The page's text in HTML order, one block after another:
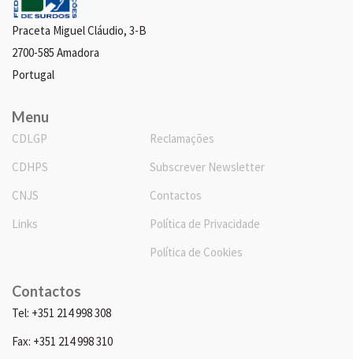
Praceta Miguel Cláudio, 3-B
2700-585 Amadora
Portugal
Menu
CDLGP
CDHPS
CNJS
Links
Reclamações
Subscrever Newsletter
Contactos
Política de Privacidade
Política de Cookies
Contactos
Tel: +351 214 998 308
Fax: +351 214 998 310